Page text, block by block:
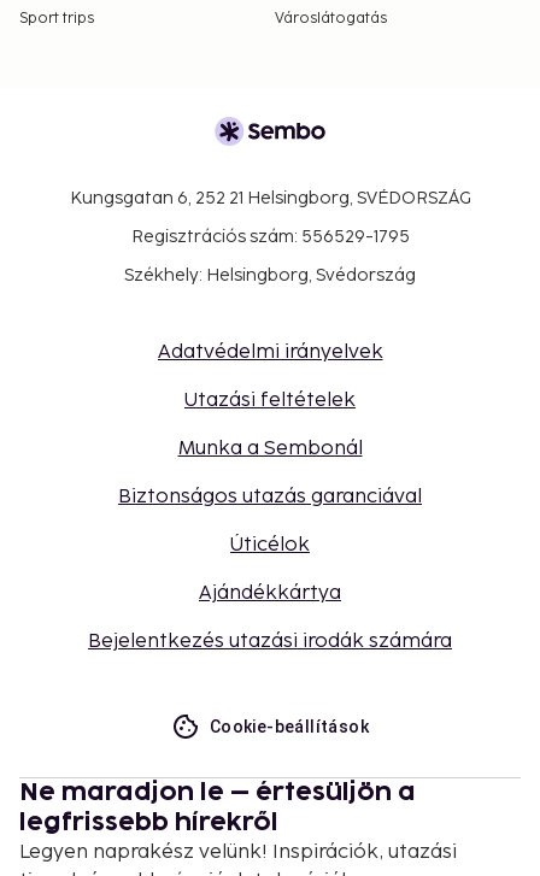
Sport trips
Városlátogatás
Kungsgatan 6, 252 21 Helsingborg, SVÉDORSZÁG
Regisztrációs szám: 556529-1795
Székhely: Helsingborg, Svédország
Adatvédelmi irányelvek
Utazási feltételek
Munka a Sembonál
Biztonságos utazás garanciával
Úticélok
Ajándékkártya
Bejelentkezés utazási irodák számára
Cookie-beállítások
Ne maradjon le – értesüljön a
legfrissebb hírekről
Legyen naprakész velünk! Inspirációk, utazási